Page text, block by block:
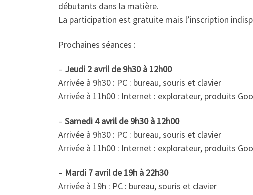
débutants dans la matière.
La participation est gratuite mais l’inscription
Prochaines séances :
– Jeudi 2 avril de 9h30 à 12h00
Arrivée à 9h30 : PC : bureau, souris et clavier
Arrivée à 11h00 : Internet : explorateur, produits
– Samedi 4 avril de 9h30 à 12h00
Arrivée à 9h30 : PC : bureau, souris et clavier
Arrivée à 11h00 : Internet : explorateur, produits
– Mardi 7 avril de 19h à 22h30
Arrivée à 19h : PC : bureau, souris et clavier